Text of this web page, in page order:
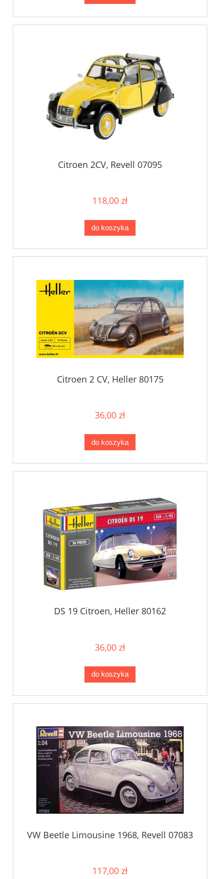
Citroen 2CV, Revell 07095
118,00 zł
do koszyka
Citroen 2 CV, Heller 80175
36,00 zł
do koszyka
DS 19 Citroen, Heller 80162
36,00 zł
do koszyka
VW Beetle Limousine 1968, Revell 07083
117,00 zł